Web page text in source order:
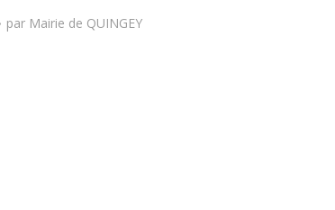
par Mairie de QUINGEY